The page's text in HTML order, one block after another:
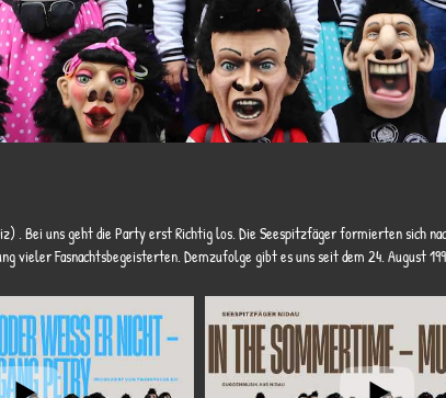
formierten sich nach einem typischen Stammtischgeplauder und nach der
Demzufolge gibt es uns seit dem 24. August 1990. Dank Fortschritten beim Nähen der Kostüme und
dazu.